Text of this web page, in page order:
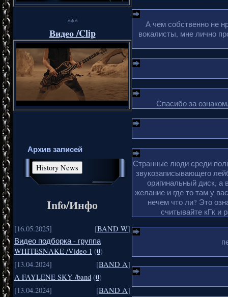
***
Видео /Clip
Архив записей
Info/Инфо
[16.05.2025] [BAND W]
Видео подборка - группа
WHITESNAKE /Video 1 (0)
[13.04.2024]
[BAND A]
A FAYLENE SKY /band (0)
[13.04.2024]
[BAND A]
А чем собственно не
вокалисты, мне лично
Спасибо за
Странные люди среди
звукозаписывающего
оригинальный диск, а
желание и где то там у
нечем что ли? Это
считывайте кГк и